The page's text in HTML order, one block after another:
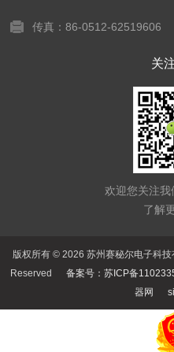
传真：86-0512-62519606
关
欢迎您关注
了解
版权所有 © 2026 苏州赛秘尔电子科
Reserved 备案号：苏ICP备
器网